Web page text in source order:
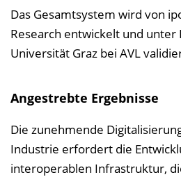
Das Gesamtsystem wird von
Research entwickelt und unter
Universität Graz bei AVL
Angestrebte Ergebnisse
Die zunehmende
Industrie erfordert die
interoperablen Infrastruktur,